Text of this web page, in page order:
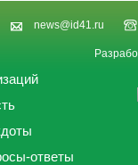
news@id41.ru
ответы